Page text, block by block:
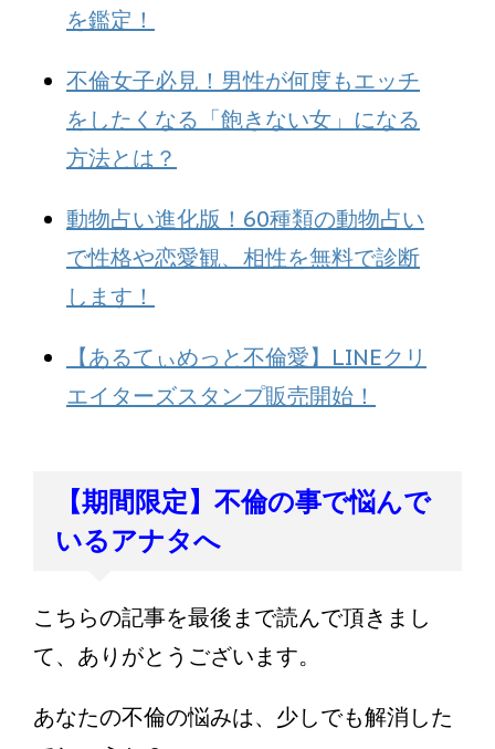
を鑑定！
不倫女子必見！男性が何度もエッチ
をしたくなる「飽きない女」になる
方法とは？
動物占い進化版！60種類の動物占い
で性格や恋愛観、相性を無料で診断
します！
【あるてぃめっと不倫愛】LINEクリ
エイターズスタンプ販売開始！
【期間限定】不倫の事で悩んで
いるアナタへ
こちらの記事を最後まで読んで頂きまし
て、ありがとうございます。
あなたの不倫の悩みは、少しでも解消した